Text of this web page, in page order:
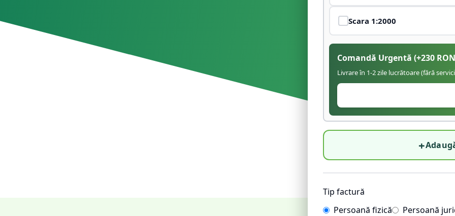
Scara 1:2000
Comandă Urgentă (+230
Livrare în 1-2 zile lucrătoare (fără
+
Tip factură
Persoană fizică
Persoană